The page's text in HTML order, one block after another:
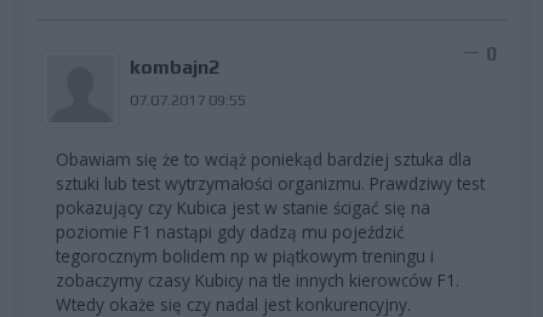
kombajn2
07.07.2017 09:55
0
Obawiam się że to wciąż poniekąd bardziej sztuka dla
sztuki lub test wytrzymałości organizmu. Prawdziwy test
pokazujący czy Kubica jest w stanie ścigać się na
poziomie F1 nastąpi gdy dadzą mu pojeździć
tegorocznym bolidem np w piątkowym treningu i
zobaczymy czasy Kubicy na tle innych kierowców F1.
Wtedy okaże się czy nadal jest konkurencyjny.